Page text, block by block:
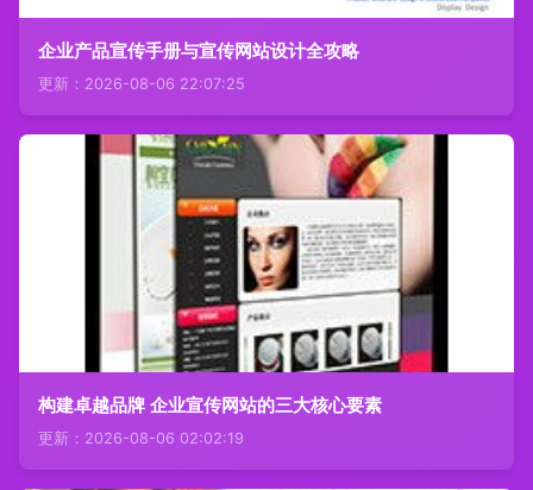
企业产品宣传手册与宣传网站设计全攻略
更新：2026-08-06 22:07:25
构建卓越品牌 企业宣传网站的三大核心要素
更新：2026-08-06 02:02:19